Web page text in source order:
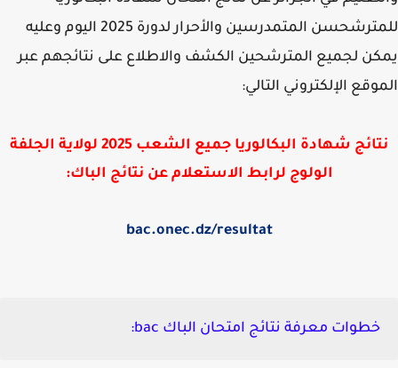
المتمدرسين والأحرار لدورة 2025 اليوم
وعليه
لجميع المترشحين الكشف والاطلاع على نتائجهم عبر
الإلكتروني التالي:
شهادة البكالوريا جميع الشعب 2025 لولاية الجلفة
الولوج لرابط الاستعلام عن نتائج الباك:
bac.onec.dz/resultat
خطوات معرفة نتائج امتحان الباك bac: